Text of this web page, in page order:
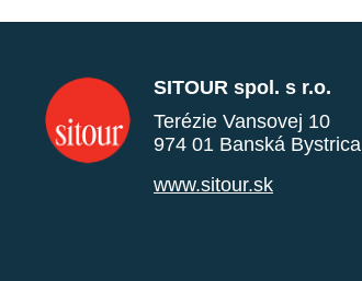
SITOUR spol. s r.o.
Terézie Vansovej 10
974 01 Banská Bystrica
www.sitour.sk